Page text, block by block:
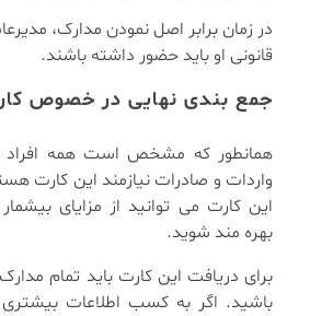
در زمان برابر اصل نمودن مدارک،
قانونی او باید حضور داشته باشند.
جمع بندی نهایی در خصوص
همانطور که مشخص است همه افراد
واردات و صادرات نیازمند این کارت
این کارت می توانید از مزایای
بهره مند شوید.
برای دریافت این کارت باید تمام
باشید. اگر به کسب اطلاعات بیشتری